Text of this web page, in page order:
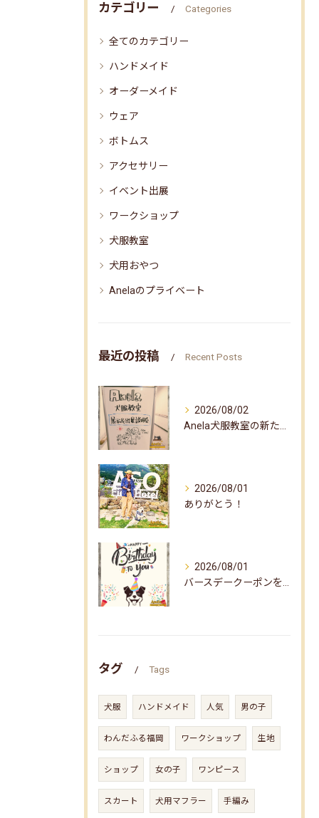
カテゴリー Categories
全てのカテゴリー
ハンドメイド
オーダーメイド
ウェア
ボトムス
アクセサリー
イベント出展
ワークショップ
犬服教室
犬用おやつ
Anelaのプライベート
最近の投稿 Recent Posts
2026/08/02
2026/08/01
ありがとう！
2026/08/01
タグ Tags
犬服 ハンドメイド 人気 男の子
わんだふる福岡 ワークショップ 生地
ショップ 女の子 ワンピース
スカート 犬用マフラー 手編み